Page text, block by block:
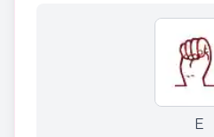
E